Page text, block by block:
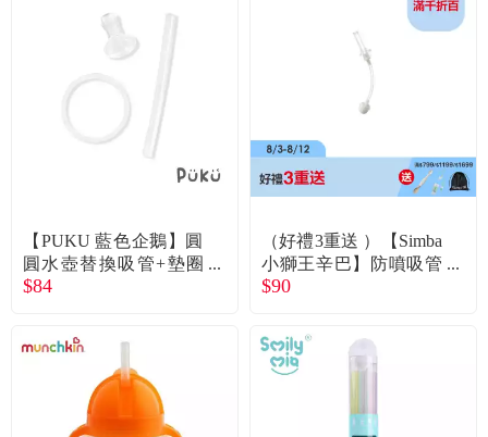
食品／健康食補
優惠活動
關於我們
合作提案
【PUKU 藍色企鵝】圓
圓水壺替換吸管+墊圈
組
$84
（好禮3重送 ）【Simba
小獅王辛巴】防噴吸管
替換組(300ml專用)
$90